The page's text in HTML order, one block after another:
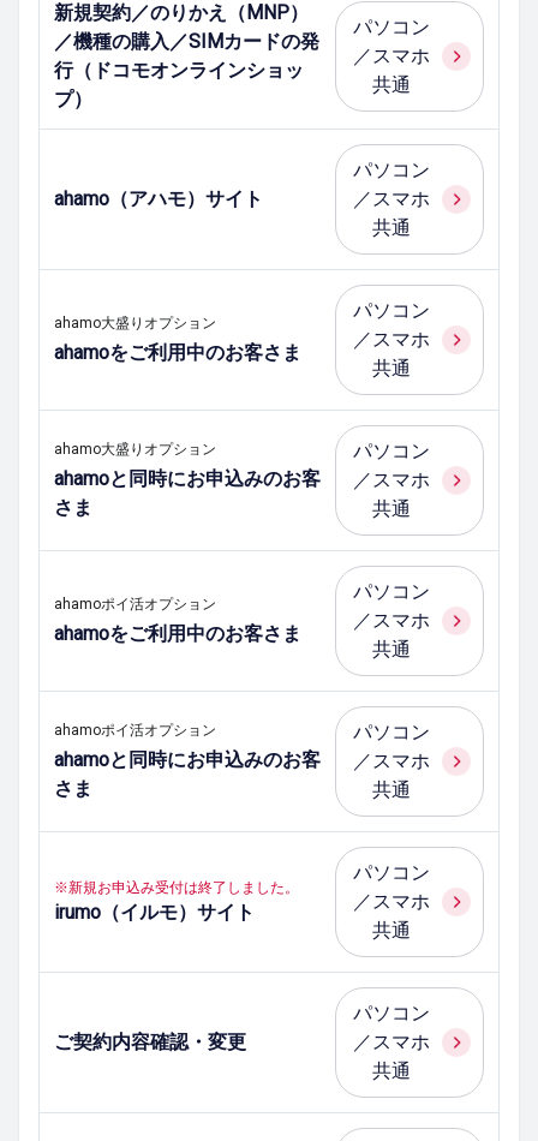
新規契約／のりかえ（MNP）
／機種の購入／SIMカードの発
行（ドコモオンラインショッ
プ）
パソコン
／スマホ
共通
ahamo（アハモ）サイト
パソコン
／スマホ
共通
ahamo大盛りオプション
ahamoをご利用中のお客さま
パソコン
／スマホ
共通
ahamo大盛りオプション
ahamoと同時にお申込みのお客
さま
パソコン
／スマホ
共通
ahamoポイ活オプション
ahamoをご利用中のお客さま
パソコン
／スマホ
共通
ahamoポイ活オプション
ahamoと同時にお申込みのお客
さま
パソコン
／スマホ
共通
※新規お申込み受付は終了しました。
irumo（イルモ）サイト
パソコン
／スマホ
共通
ご契約内容確認・変更
パソコン
／スマホ
共通